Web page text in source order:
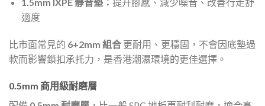
適度
比市面常見的 6+2mm 組合 更耐用、更穩固，不會因底墊過
軟而影響鎖扣承托力，是香港潮濕環境的更佳選擇。
0.5mm 商用級耐磨層